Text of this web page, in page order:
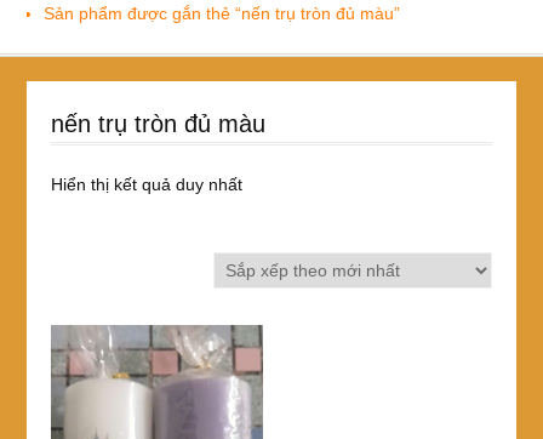
Sản phẩm được gắn thẻ “nến trụ tròn đủ màu”
nến trụ tròn đủ màu
Hiển thị kết quả duy nhất